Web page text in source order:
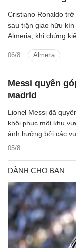
06/8 Almeria
Cristiano Ronaldo
sau trận giao hữu kín
Almeria, khi chứng
quản.
Messi quyên
Madrid
05/8
Lionel Messi đã
khôi phục một khu
ảnh hưởng bởi các